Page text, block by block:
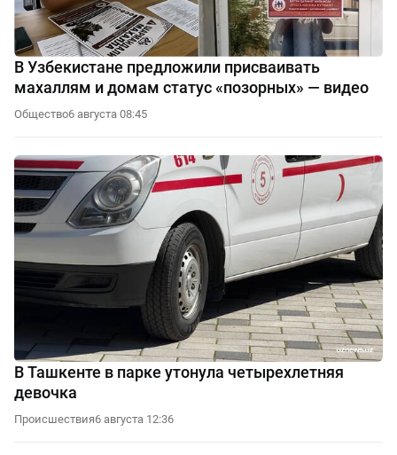
В Узбекистане предложили присваивать
махаллям и домам статус «позорных» — видео
Общество6 августа 08:45
В Ташкенте в парке утонула четырехлетняя
девочка
Происшествия6 августа 12:36